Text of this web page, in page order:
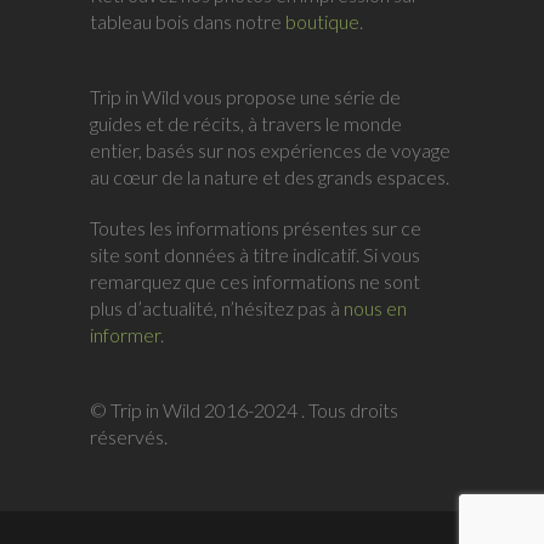
tableau bois dans notre boutique.
Trip in Wild vous propose une série de
guides et de récits, à travers le monde
entier, basés sur nos expériences de voyage
au cœur de la nature et des grands espaces.
Toutes les informations présentes sur ce
site sont données à titre indicatif. Si vous
remarquez que ces informations ne sont
plus d’actualité, n’hésitez pas à nous en
informer.
© Trip in Wild 2016-2024 . Tous droits
réservés.